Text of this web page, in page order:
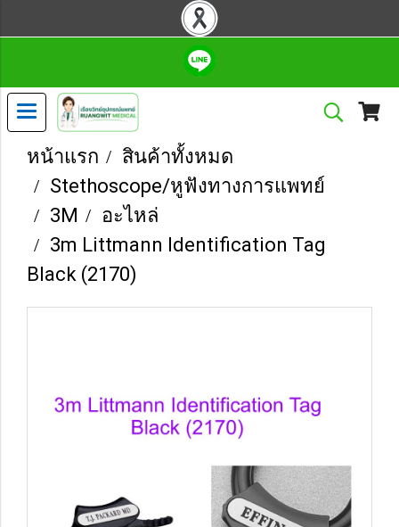
หน้าแรก
สินค้าทั้งหมด
Stethoscope/หูฟังทางการแพทย์
3M
อะไหล่
3m Littmann Identification Tag
Black (2170)